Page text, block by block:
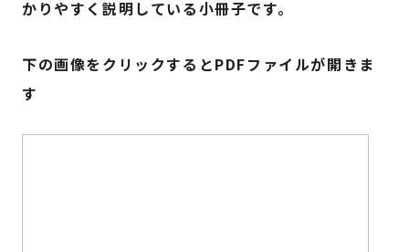
かりやすく説明している小冊子です。
下の画像をクリックするとPDFファイルが開きま
す